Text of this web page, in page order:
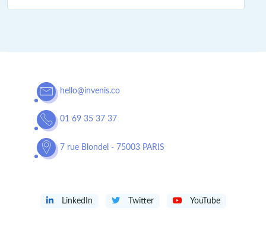
hello@invenis.co
01 69 35 37 37
7 rue Blondel - 75003 PARIS
LinkedIn Twitter YouTube